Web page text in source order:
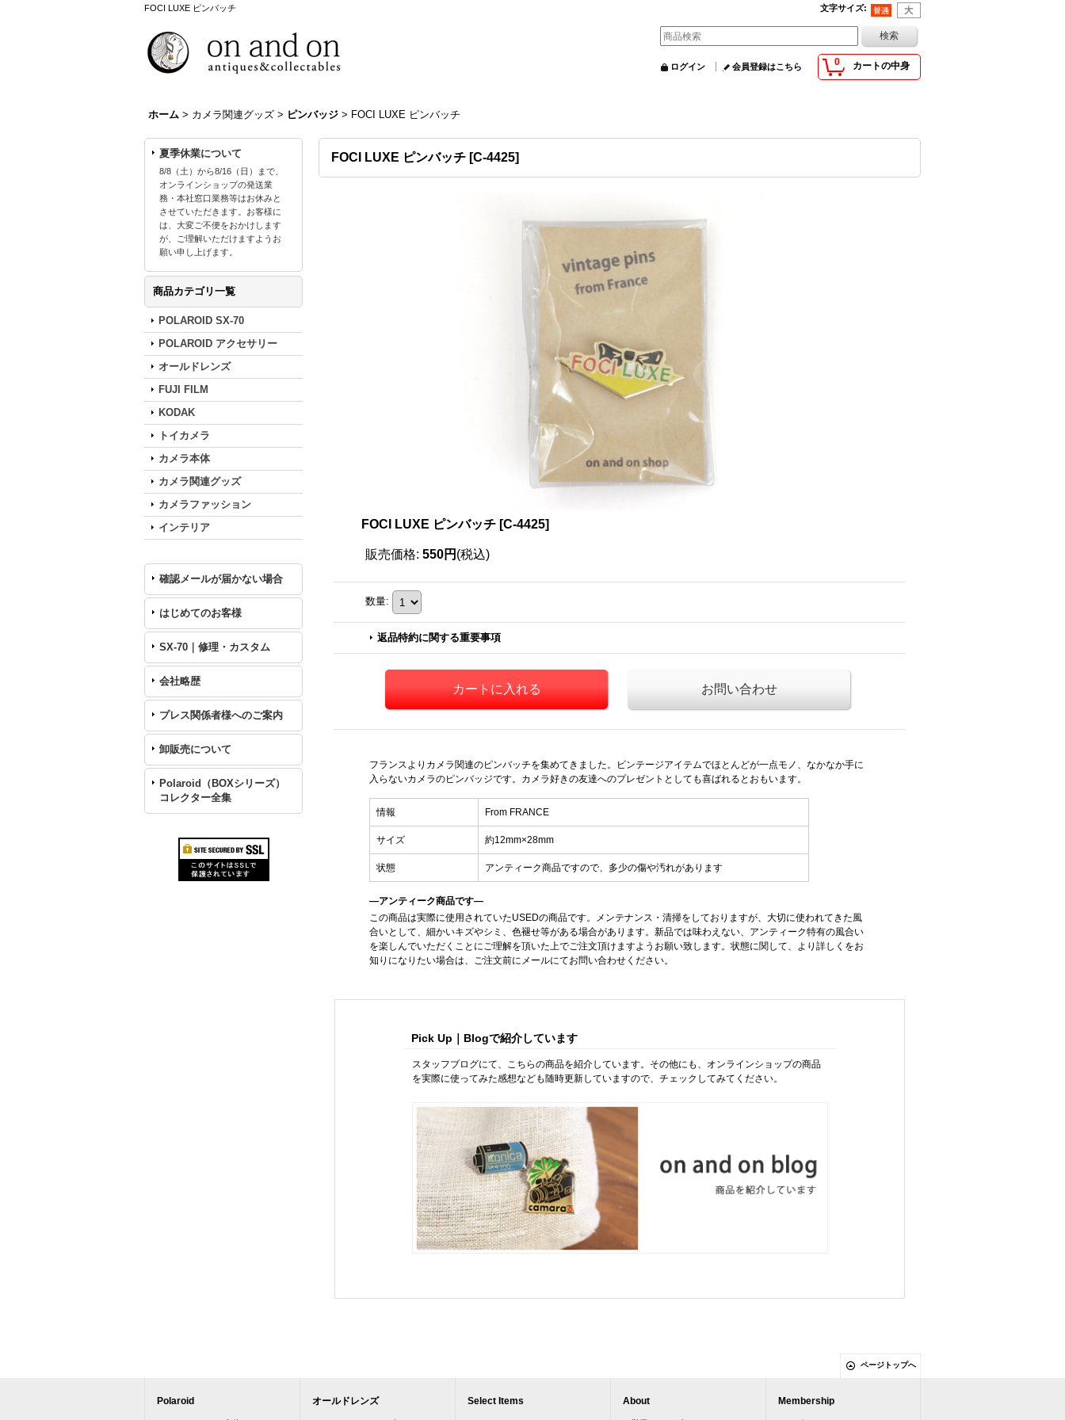
FOCI LUXE ピンバッチ 文字サイズ:
0 カートの中身
ログイン 会員登録はこちら
ホーム > カメラ関連グッズ > ピンバッジ > FOCI LUXE ピンバッチ
夏季休業について
8/8（土）から8/16（日）まで、
オンラインショップの発送業
務・本社窓口業務等はお休みと
させていただきます。お客様に
は、大変ご不便をおかけします
が、ご理解いただけますようお
願い申し上げます。
商品カテゴリ一覧
POLAROID SX-70
POLAROID アクセサリー
オールドレンズ
FUJI FILM
KODAK
トイカメラ
カメラ本体
カメラ関連グッズ
カメラファッション
インテリア
確認メールが届かない場合
はじめてのお客様
SX-70｜修理・カスタム
会社略歴
プレス関係者様へのご案内
卸販売について
Polaroid（BOXシリーズ）
コレクター全集
FOCI LUXE ピンバッチ [C-4425]
FOCI LUXE ピンバッチ [C-4425]
販売価格: 550円 (税込)
数量:
返品特約に関する重要事項
お問い合わせ
フランスよりカメラ関連のピンバッチを集めてきました。ビンテージアイテムでほとんどが一点モノ、なかなか手に
入らないカメラのピンバッジです。カメラ好きの友達へのプレゼントとしても喜ばれるとおもいます。
情報 From FRANCE
サイズ 約12mm×28mm
状態 アンティーク商品ですので、多少の傷や汚れがあります
—アンティーク商品です—
この商品は実際に使用されていたUSEDの商品です。メンテナンス・清掃をしておりますが、大切に使われてきた風
合いとして、細かいキズやシミ、色褪せ等がある場合があります。新品では味わえない、アンティーク特有の風合い
を楽しんでいただくことにご理解を頂いた上でご注文頂けますようお願い致します。状態に関して、より詳しくをお
知りになりたい場合は、ご注文前にメールにてお問い合わせください。
Pick Up｜Blogで紹介しています
スタッフブログにて、こちらの商品を紹介しています。その他にも、オンラインショップの商品
を実際に使ってみた感想なども随時更新していますので、チェックしてみてください。
ページトップへ
Polaroid オールドレンズ Select Items About Membership